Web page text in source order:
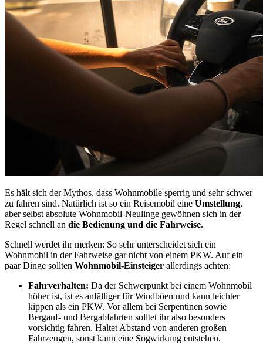
Es hält sich der Mythos, dass Wohnmobile sperrig und sehr schwer
zu fahren sind. Natürlich ist so ein Reisemobil eine Umstellung,
aber selbst absolute Wohnmobil-Neulinge gewöhnen sich in der
Regel schnell an die Bedienung und die Fahrweise.
Schnell werdet ihr merken: So sehr unterscheidet sich ein
Wohnmobil in der Fahrweise gar nicht von einem PKW. Auf ein
paar Dinge sollten Wohnmobil-Einsteiger allerdings achten:
Fahrverhalten: Da der Schwerpunkt bei einem Wohnmobil
höher ist, ist es anfälliger für Windböen und kann leichter
kippen als ein PKW. Vor allem bei Serpentinen sowie
Bergauf- und Bergabfahrten solltet ihr also besonders
vorsichtig fahren. Haltet Abstand von anderen großen
Fahrzeugen, sonst kann eine Sogwirkung entstehen.